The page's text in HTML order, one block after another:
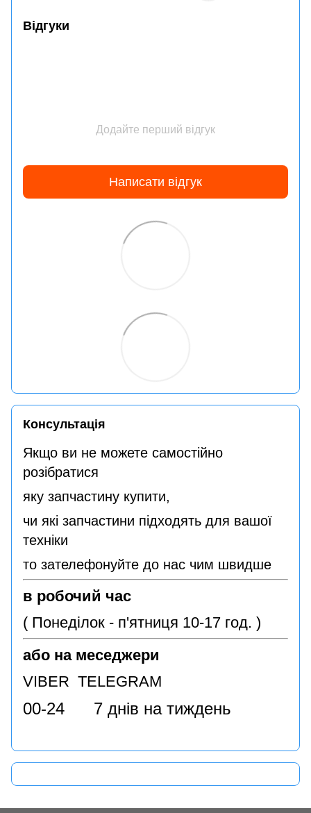
Відгуки
Додайте перший відгук
Написати відгук
Консультація
Якщо ви не можете самостійно
розібратися
яку запчастину купити,
чи які запчастини підходять для вашої
техніки
то зателефонуйте до нас чим швидше
в робочий час
( Понеділок - п'ятниця 10-17 год. )
або на меседжери
VIBER TELEGRAM
00-24 7 днів на тиждень